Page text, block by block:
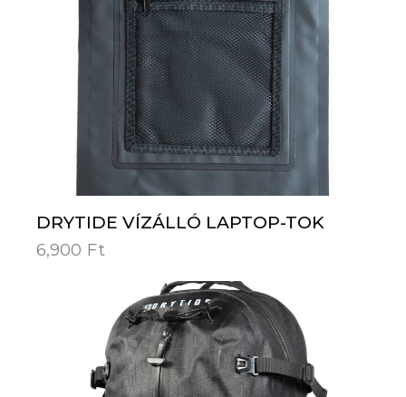
DRYTIDE VÍZÁLLÓ LAPTOP-TOK
6,900 Ft